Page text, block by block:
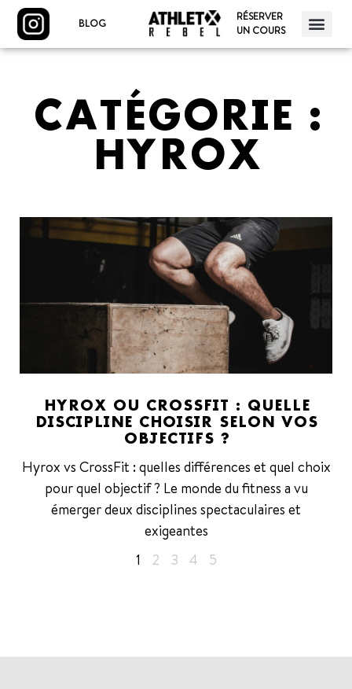
BLOG
RÉSERVER
UN COURS
CATÉGORIE :
HYROX
HYROX OU CROSSFIT : QUELLE
DISCIPLINE CHOISIR SELON VOS
OBJECTIFS ?
Hyrox vs CrossFit : quelles différences et quel choix
pour quel objectif ? Le monde du fitness a vu
émerger deux disciplines spectaculaires et
exigeantes
1
2 3 4 5